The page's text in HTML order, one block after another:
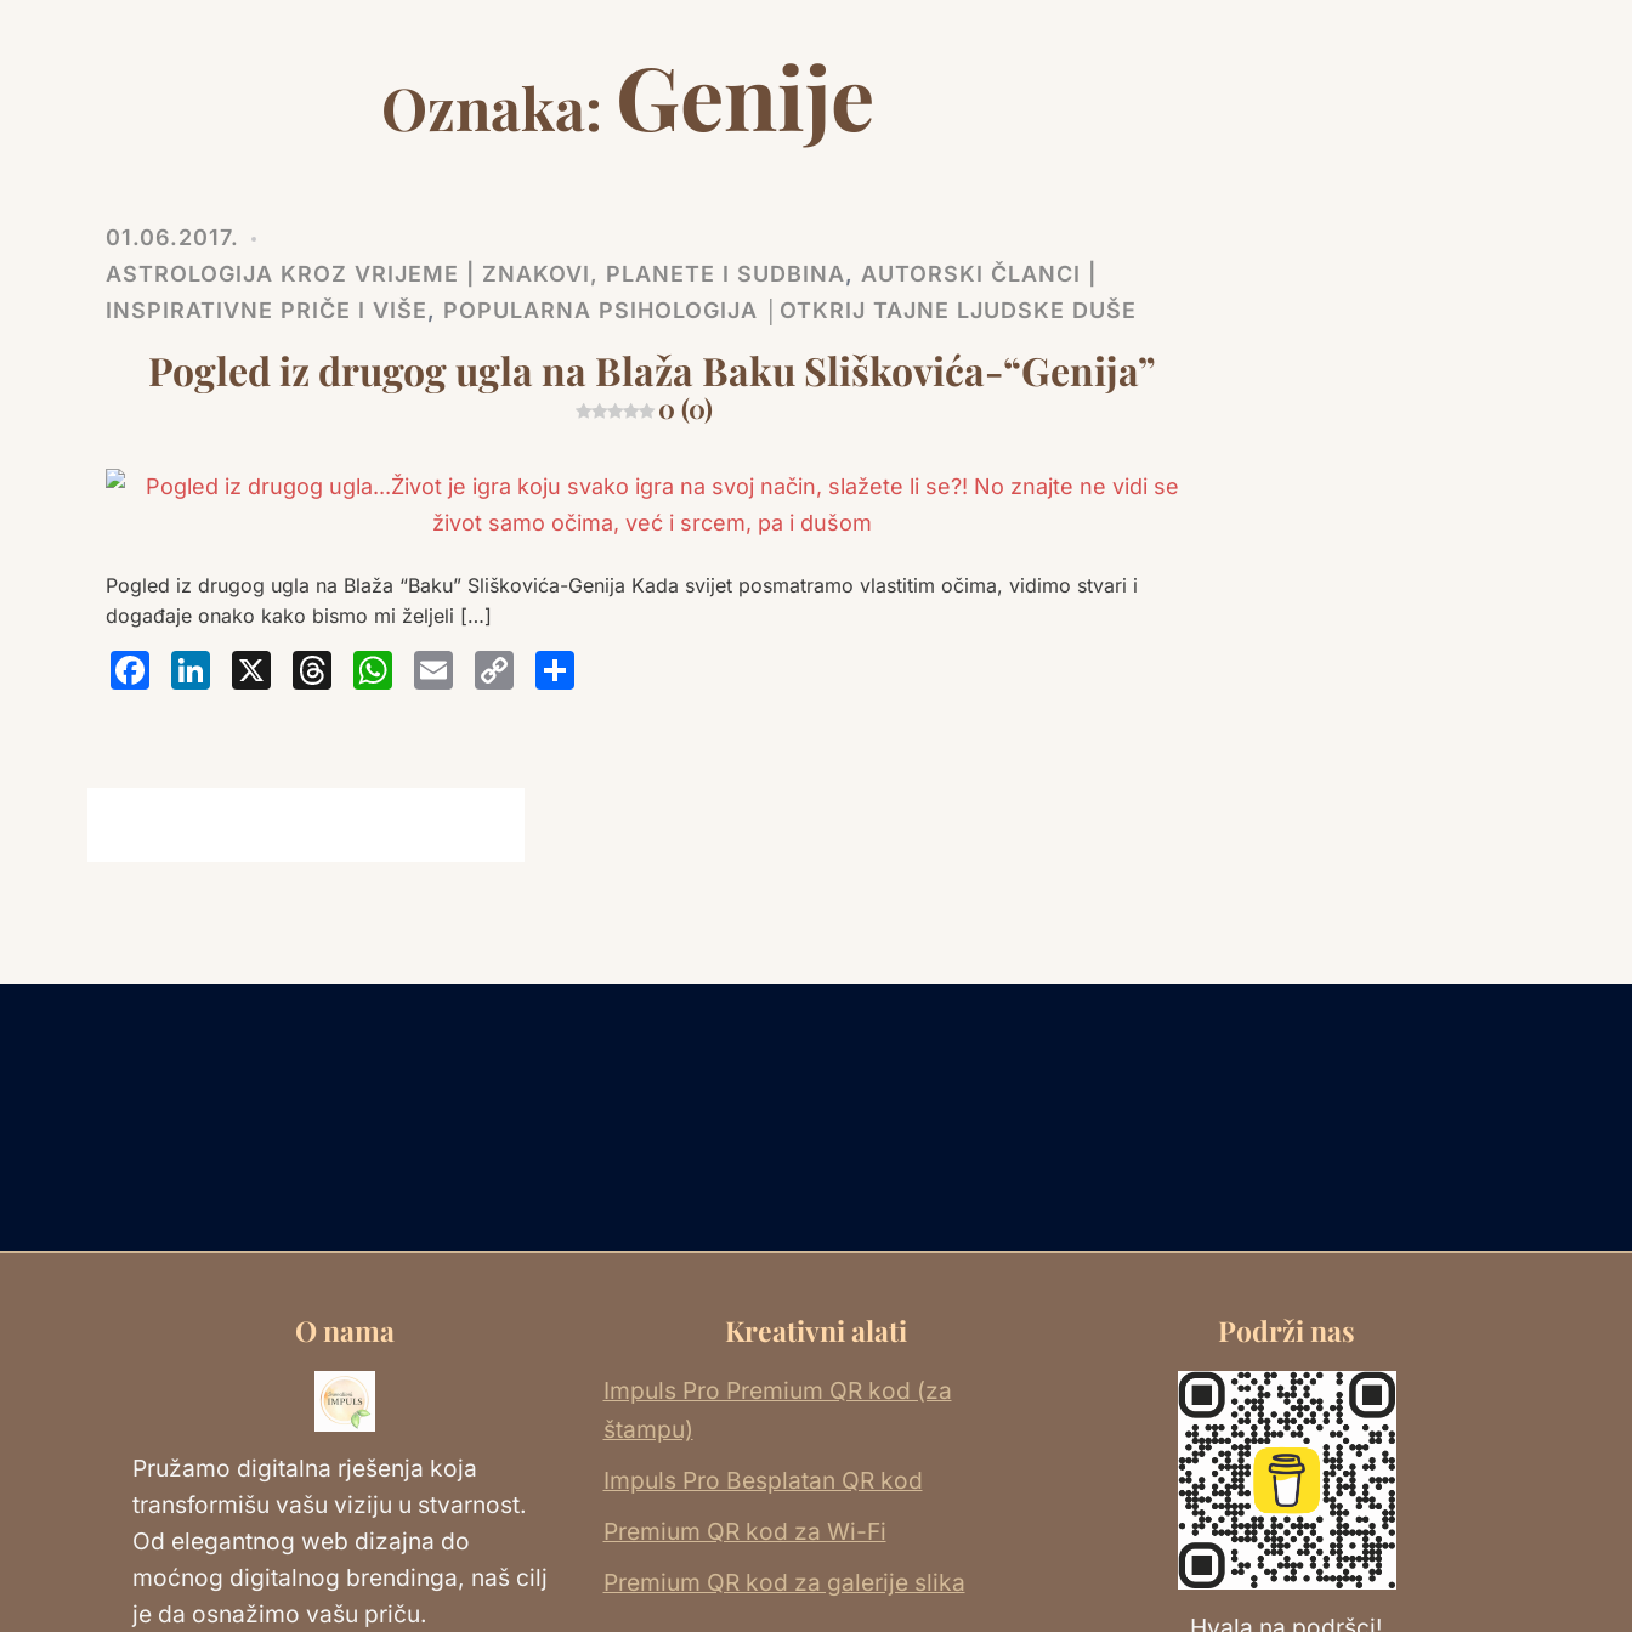
Oznaka: Genije
01.06.2017.
ASTROLOGIJA KROZ VRIJEME | ZNAKOVI, PLANETE I SUDBINA, AUTORSKI ČLANCI |
INSPIRATIVNE PRIČE I VIŠE, POPULARNA PSIHOLOGIJA │OTKRIJ TAJNE LJUDSKE DUŠE
Pogled iz drugog ugla na Blaža Baku Sliškovića-“Genija”
0 (0)
Pogled iz drugog ugla na Blaža “Baku” Sliškovića-Genija Kada svijet posmatramo vlastitim očima, vidimo stvari i
događaje onako kako bismo mi željeli […]
Facebook
LinkedIn
X Threads
WhatsApp
EmailCopy
Link
O nama
Pružamo digitalna rješenja koja
transformišu vašu viziju u stvarnost.
Od elegantnog web dizajna do
moćnog digitalnog brendinga, naš cilj
je da osnažimo vašu priču.
Kreativni alati
Impuls Pro Premium QR kod (za
štampu)
Impuls Pro Besplatan QR kod
Premium QR kod za Wi-Fi
Premium QR kod za galerije slika
Podrži nas